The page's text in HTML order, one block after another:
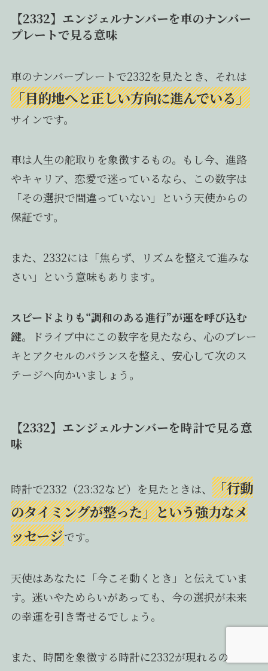
【2332】エンジェルナンバーを車のナンバー
プレートで見る意味
車のナンバープレートで2332を見たとき、それは
「目的地へと正しい方向に進んでいる」
サインです。
車は人生の舵取りを象徴するもの。もし今、進路
やキャリア、恋愛で迷っているなら、この数字は
「その選択で間違っていない」という天使からの
保証です。
また、2332には「焦らず、リズムを整えて進みな
さい」という意味もあります。
スピードよりも“調和のある進行”が運を呼び込む
鍵。ドライブ中にこの数字を見たなら、心のブレー
キとアクセルのバランスを整え、安心して次のス
テージへ向かいましょう。
【2332】エンジェルナンバーを時計で見る意
味
時計で2332（23:32など）を見たときは、 「行動
のタイミングが整った」という強力なメ
ッセージです。
天使はあなたに「今こそ動くとき」と伝えていま
す。迷いやためらいがあっても、今の選択が未来
の幸運を引き寄せるでしょう。
また、時間を象徴する時計に2332が現れるの